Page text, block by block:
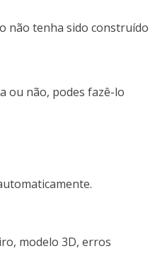
não tenha sido construído
ou não, podes fazê-lo
modelo 3D, erros